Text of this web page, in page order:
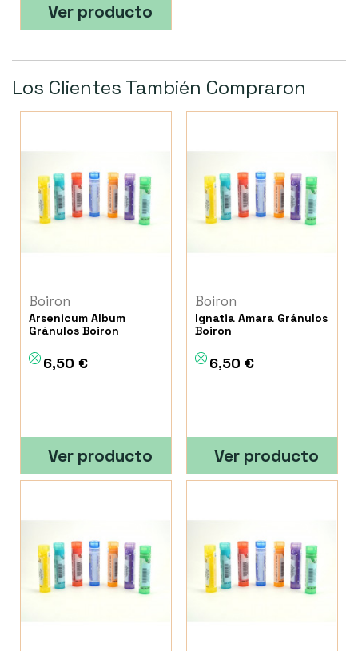
Ver producto
Los Clientes También Compraron
Boiron
Arsenicum Album
Gránulos Boiron
6,50 €
Ver producto
Boiron
Ignatia Amara Gránulos
Boiron
6,50 €
Ver producto